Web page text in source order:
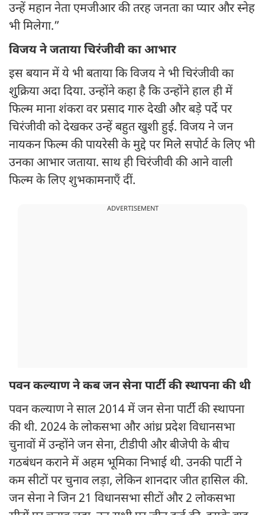
उन्हें महान नेता एमजीआर की तरह जनता का प्यार और स्नेह
भी मिलेगा.”
विजय ने जताया चिरंजीवी का आभार
इस बयान में ये भी बताया कि विजय ने भी चिरंजीवी का
शु्क्रिया अदा दिया. उन्होंने कहा है कि उन्होंने हाल ही में
फिल्म माना शंकरा वर प्रसाद गारु देखी और बड़े पर्दे पर
चिरंजीवी को देखकर उन्हें बहुत खुशी हुई. विजय ने जन
नायकन फिल्म की पायरेसी के मुद्दे पर मिले सपोर्ट के लिए भी
उनका आभार जताया. साथ ही चिरंजीवी की आने वाली
फिल्म के लिए शुभकामनाएँ दीं.
ADVERTISEMENT
पवन कल्याण ने कब जन सेना पार्टी की स्थापना की थी
पवन कल्याण ने साल 2014 में जन सेना पार्टी की स्थापना
की थी. 2024 के लोकसभा और आंध्र प्रदेश विधानसभा
चुनावों में उन्होंने जन सेना, टीडीपी और बीजेपी के बीच
गठबंधन कराने में अहम भूमिका निभाई थी. उनकी पार्टी ने
कम सीटों पर चुनाव लड़ा, लेकिन शानदार जीत हासिल की.
जन सेना ने जिन 21 विधानसभा सीटों और 2 लोकसभा